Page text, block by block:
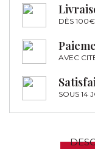
DÈS
AVEC
SOUS 14